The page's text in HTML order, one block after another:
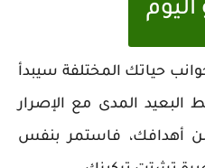
حياتك المختلفة سيبدأ
البعيد المدى مع الإصرار
أهدافك، فاستمر بنفس